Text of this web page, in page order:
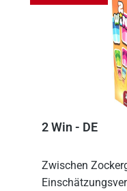
2 Win - DE
Zwischen